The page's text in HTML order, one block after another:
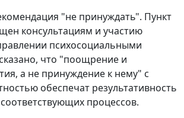
"не принуждать". Пункт
консультациям и участию
психосоциальными
что "поощрение и
а не принуждение к нему" с
обеспечат результативность
процессов.